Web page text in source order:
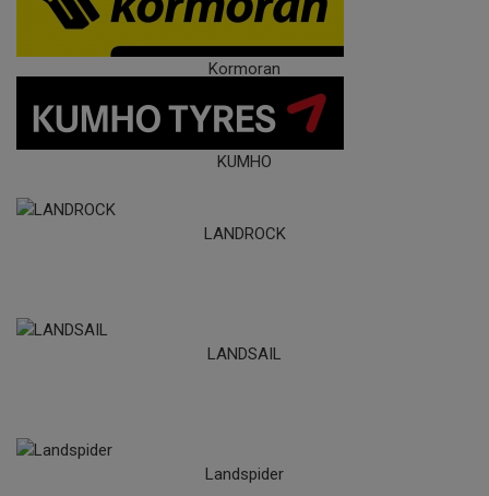
Kormoran
KUMHO
LANDROCK
LANDSAIL
Landspider